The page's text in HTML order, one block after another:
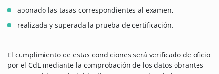
abonado las tasas correspondientes al examen,
realizada y superada la prueba de certificación.
El cumplimiento de estas condiciones será verificado de oficio
por el CdL mediante la comprobación de los datos obrantes